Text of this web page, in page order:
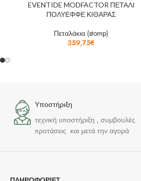
EVENTIDE MODFACTOR ΠΕΤΑΛΙ
ΠΟΛΥΕΦΦΕ ΚΙΘΑΡΑΣ
Πεταλάκια (stomp)
359,75€
Υποστήριξη
τεχνική υποστήριξη , συμβουλές
προτάσεις και μετά την αγορά